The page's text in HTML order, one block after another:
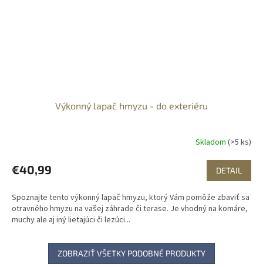
Výkonný lapač hmyzu - do exteriéru
Skladom (>5 ks)
€40,99 DETAIL
Spoznajte tento výkonný lapač hmyzu, ktorý Vám pomôže zbaviť sa
otravného hmyzu na vašej záhrade či terase. Je vhodný na komáre,
muchy ale aj iný lietajúci či lezúci...
ZOBRAZIŤ VŠETKY PODOBNÉ PRODUKTY